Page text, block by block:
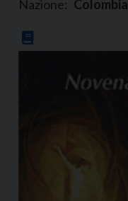
Nazione: Colombia